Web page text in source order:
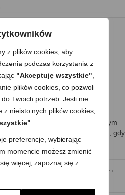
z plików cookies, aby
podczas korzystania z
"Akceptuję wszystkie"
plików cookies, co pozwoli
Twoich potrzeb. Jeśli nie
nieistotnych plików cookies,
preferencje, wybierając
momencie możesz zmienić
więcej, zapoznaj się z
w sosie
i sycąca
kawałki mięsa, mandarynek i
w śmietanowo-cynamonowym
rześka i sycąca:) A przy tym
tego typu sałatki sięgam zawsze, gdy
Składnik: owoce i